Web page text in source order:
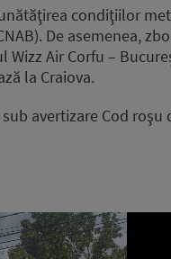
condiţiilor
De asemenea,
Air Corfu –
la Craiova.
avertizare Cod